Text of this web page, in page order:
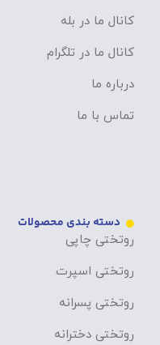
کانال ما در بله
کانال ما در تلگرام
درباره ما
تماس با ما
دسته بندی محصولات
روتختی چاپی
روتختی اسپرت
روتختی پسرانه
روتختی دخترانه